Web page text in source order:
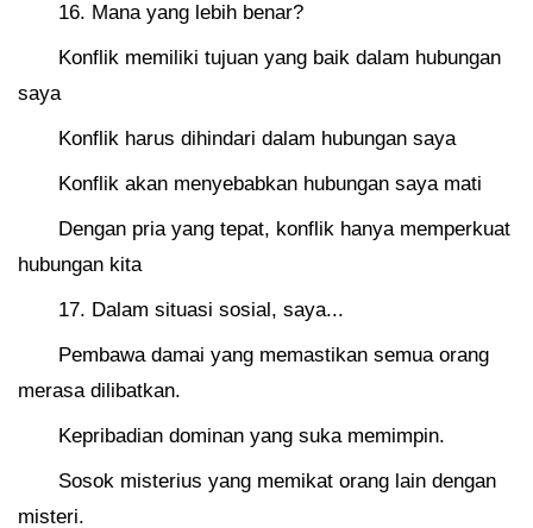
16. Mana yang lebih benar?
Konflik memiliki tujuan yang baik dalam hubungan
saya
Konflik harus dihindari dalam hubungan saya
Konflik akan menyebabkan hubungan saya mati
Dengan pria yang tepat, konflik hanya memperkuat
hubungan kita
17. Dalam situasi sosial, saya...
Pembawa damai yang memastikan semua orang
merasa dilibatkan.
Kepribadian dominan yang suka memimpin.
Sosok misterius yang memikat orang lain dengan
misteri.